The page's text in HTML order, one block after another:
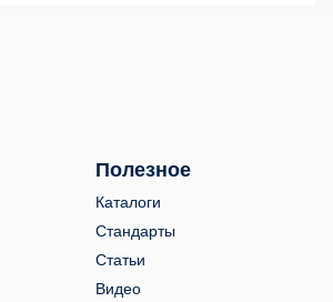
Полезное
Каталоги
Стандарты
Статьи
Видео